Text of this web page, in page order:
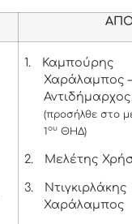
1.
Καμπούρης
Χαράλαμπος –
(προσήλθε στο
1ουΘΗΔ)
2. Μελέτης
3.
Ντιγκιρλάκης
Χαράλαμπος